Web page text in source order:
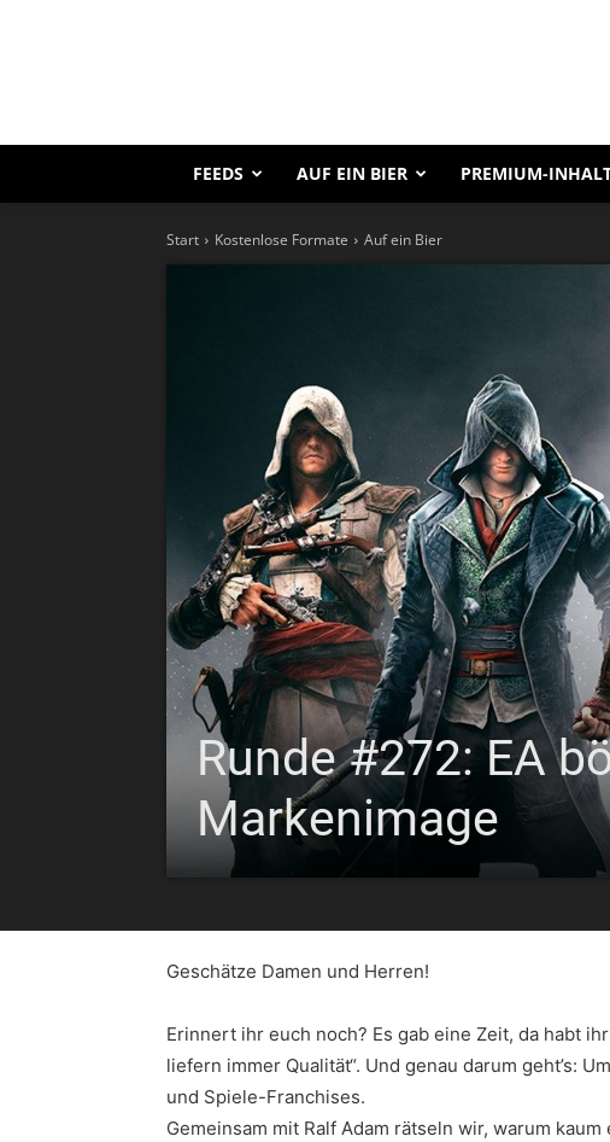
FEEDS AUF EIN BIER PREMIUM-
Start Kostenlose Formate Auf ein Bier
Runde #272: EA
Markenimage
Geschätze Damen und Herren!
Erinnert ihr euch noch? Es gab eine Zeit, da habt
liefern immer Qualität“. Und genau darum geht’s:
und Spiele-Franchises.
Gemeinsam mit Ralf Adam rätseln wir, warum